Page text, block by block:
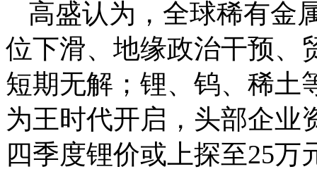
高盛认为，全球稀有金
位下滑、地缘政治干预、
短期无解；锂、钨、稀土
为王时代开启，头部企业
四季度锂价或上探至25万